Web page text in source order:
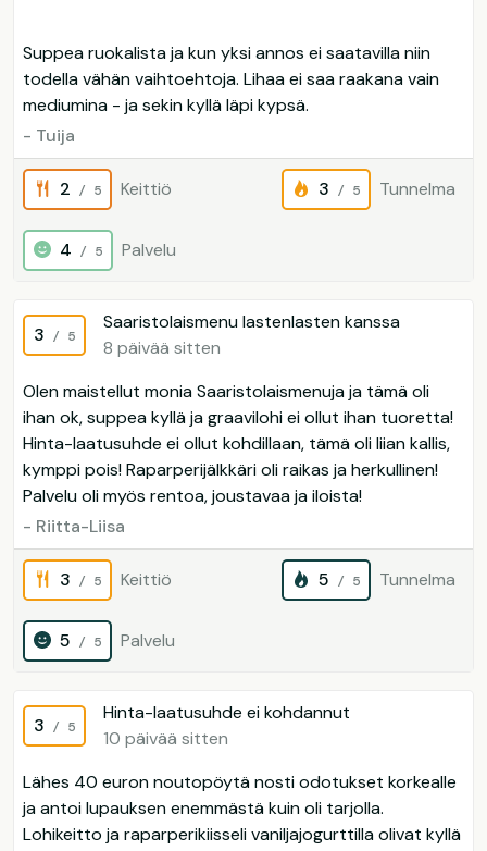
Suppea ruokalista ja kun yksi annos ei saatavilla niin
todella vähän vaihtoehtoja. Lihaa ei saa raakana vain
mediumina - ja sekin kyllä läpi kypsä.
- Tuija
2 / 5 Keittiö 3 / 5 Tunnelma
4 / 5 Palvelu
3 / 5
Saaristolaismenu lastenlasten kanssa
8 päivää sitten
Olen maistellut monia Saaristolaismenuja ja tämä oli
ihan ok, suppea kyllä ja graavilohi ei ollut ihan tuoretta!
Hinta-laatusuhde ei ollut kohdillaan, tämä oli liian kallis,
kymppi pois! Raparperijälkkäri oli raikas ja herkullinen!
Palvelu oli myös rentoa, joustavaa ja iloista!
- Riitta-Liisa
3 / 5 Keittiö 5 / 5 Tunnelma
5 / 5 Palvelu
3 / 5
Hinta-laatusuhde ei kohdannut
10 päivää sitten
Lähes 40 euron noutopöytä nosti odotukset korkealle
ja antoi lupauksen enemmästä kuin oli tarjolla.
Lohikeitto ja raparperikiisseli vaniljajogurttilla olivat kyllä